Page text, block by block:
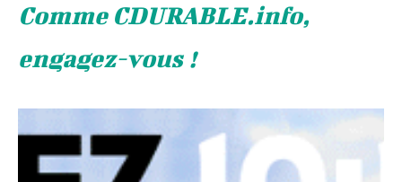
Comme CDURABLE.info,
engagez-vous !